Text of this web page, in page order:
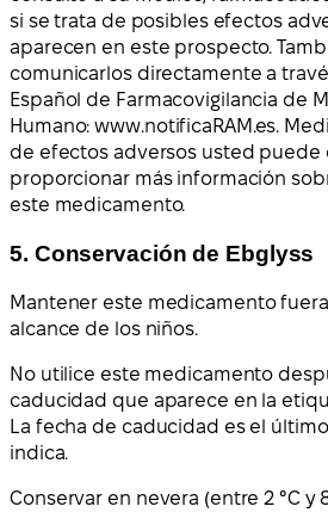
si se trata de posibles efectos
aparecen en este prospecto.
comunicarlos directamente a
Español de Farmacovigilancia de
Humano: www.notificaRAM.es.
de efectos adversos usted puede
proporcionar más información
este medicamento.
5. Conservación de Ebglyss
Mantener este medicamento
alcance de los niños.
No utilice este medicamento
caducidad que aparece en la
La fecha de caducidad es el
indica.
Conservar en nevera (entre 2 °C y